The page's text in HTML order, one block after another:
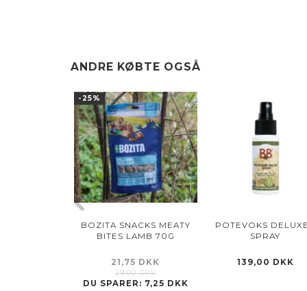
ANDRE KØBTE OGSÅ
-25%
BOZITA SNACKS MEATY
BITES LAMB 70G
21,75 DKK
29,00 DKK
DU SPARER: 7,25 DKK
POTEVOKS
SPRAY
139,00 DKK